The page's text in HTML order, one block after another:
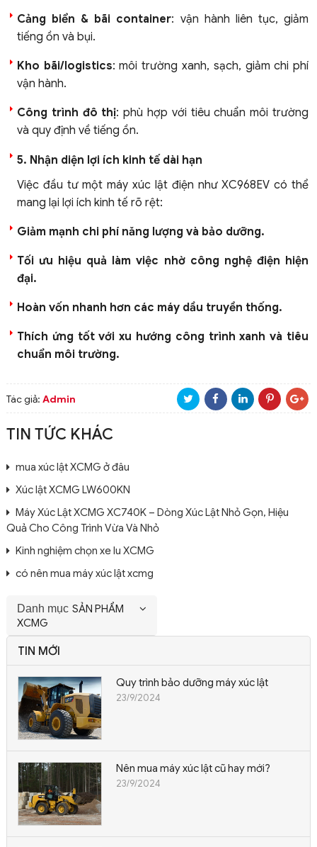
Cảng biển & bãi container: vận hành liên tục, giảm
tiếng ồn và bụi.
Kho bãi/logistics: môi trường xanh, sạch, giảm chi phí
vận hành.
Công trình đô thị: phù hợp với tiêu chuẩn môi trường
và quy định về tiếng ồn.
5. Nhận diện lợi ích kinh tế dài hạn
Việc đầu tư một máy xúc lật điện như XC968EV có thể
mang lại lợi ích kinh tế rõ rệt:
Giảm mạnh chi phí năng lượng và bảo dưỡng.
Tối ưu hiệu quả làm việc nhờ công nghệ điện hiện
đại.
Hoàn vốn nhanh hơn các máy dầu truyền thống.
Thích ứng tốt với xu hướng công trình xanh và tiêu
chuẩn môi trường.
Tác giả: Admin
TIN TỨC KHÁC
mua xúc lật XCMG ở đâu
Xúc lật XCMG LW600KN
Máy Xúc Lật XCMG XC740K – Dòng Xúc Lật Nhỏ Gọn, Hiệu
Quả Cho Công Trình Vừa Và Nhỏ
Kinh nghiệm chọn xe lu XCMG
có nên mua máy xúc lật xcmg
Danh mục SẢN PHẨM
XCMG
TIN MỚI
Quy trình bảo dưỡng máy xúc lật
23/9/2024
Nên mua máy xúc lật cũ hay mới?
23/9/2024